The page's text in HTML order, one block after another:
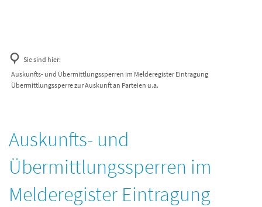
Sie sind hier:
Auskunfts- und Übermittlungssperren im Melderegister Eintragung
Übermittlungssperre zur Auskunft an Parteien u.a.
Auskunfts- und
Übermittlungssperren im
Melderegister Eintragung